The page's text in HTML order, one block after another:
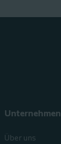
Unternehmen
Über uns